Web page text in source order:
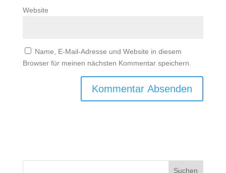
Website
Name, E-Mail-Adresse und Website in diesem
Browser für meinen nächsten Kommentar speichern.
Suchen